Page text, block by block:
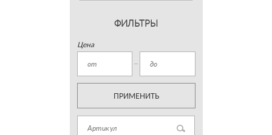
ФИЛЬТРЫ
Цена
ПРИМЕНИТЬ